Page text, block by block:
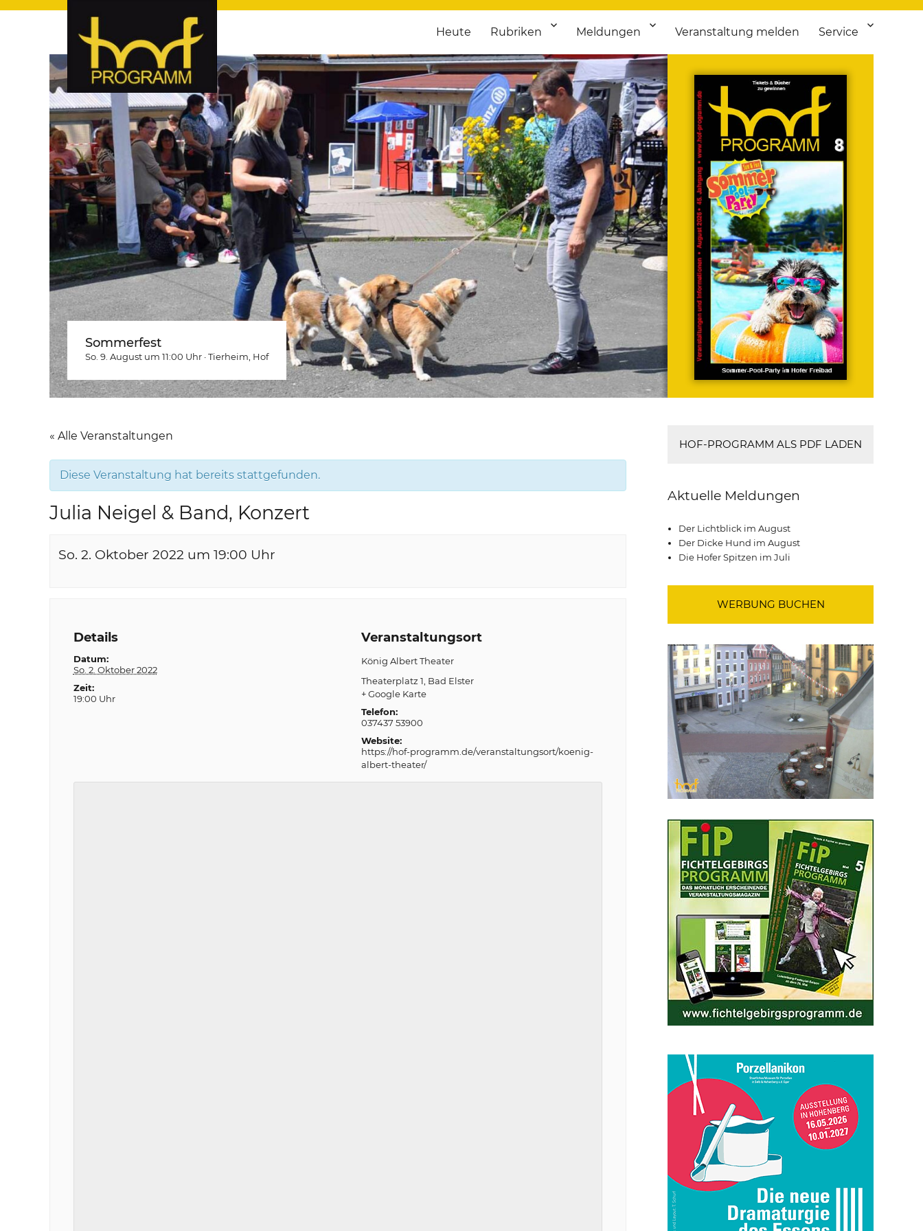
hof-programm – das Veranstaltungsportal für Hochfranken
hof-programm – das Veranstaltungsportal für Hof und Hochfranken. Täglich aktuelle Termine von Kultur bis Sport, von Theater bis Flohmarkt.
Heute Rubriken Meldungen Veranstaltung melden Service
Sommerfest
So. 9. August um 11:00 Uhr ·Tierheim , Hof
« Alle Veranstaltungen
Diese Veranstaltung hat bereits stattgefunden.
Julia Neigel & Band, Konzert
So. 2. Oktober 2022 um 19:00 Uhr
Details
Datum:
So. 2. Oktober 2022
Zeit:
19:00 Uhr
Veranstaltungsort
König Albert Theater
Theaterplatz 1 Bad Elster
+ Google Karte
Telefon:
037437 53900
Website:
https://hof-programm.de/veranstaltungsort/koenig-
albert-theater/
HOF-PROGRAMM ALS PDF LADEN
Aktuelle Meldungen
Der Lichtblick im August
Der Dicke Hund im August
Die Hofer Spitzen im Juli
WERBUNG BUCHEN